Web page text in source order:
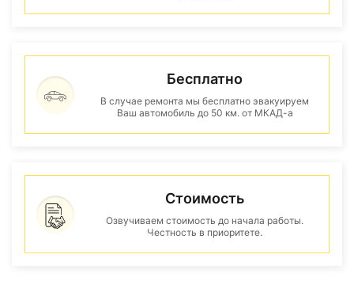
Бесплатно
В случае ремонта мы бесплатно эвакуируем
Ваш автомобиль до 50 км. от МКАД-а
Стоимость
Озвучиваем стоимость до начала работы.
Честность в приоритете.